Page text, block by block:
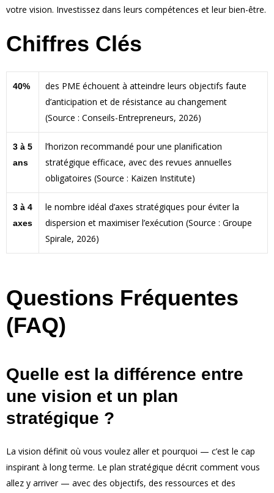
votre vision. Investissez dans leurs compétences et leur bien-être.
Chiffres Clés
40%
des PME échouent à atteindre leurs objectifs faute
d’anticipation et de résistance au changement
(Source : Conseils-Entrepreneurs, 2026)
3 à 5
ans
l’horizon recommandé pour une planification
stratégique efficace, avec des revues annuelles
obligatoires (Source : Kaizen Institute)
3 à 4
axes
le nombre idéal d’axes stratégiques pour éviter la
dispersion et maximiser l’exécution (Source : Groupe
Spirale, 2026)
Questions Fréquentes
(FAQ)
Quelle est la différence entre
une vision et un plan
stratégique ?
La vision définit où vous voulez aller et pourquoi — c’est le cap
inspirant à long terme. Le plan stratégique décrit comment vous
allez y arriver — avec des objectifs, des ressources et des